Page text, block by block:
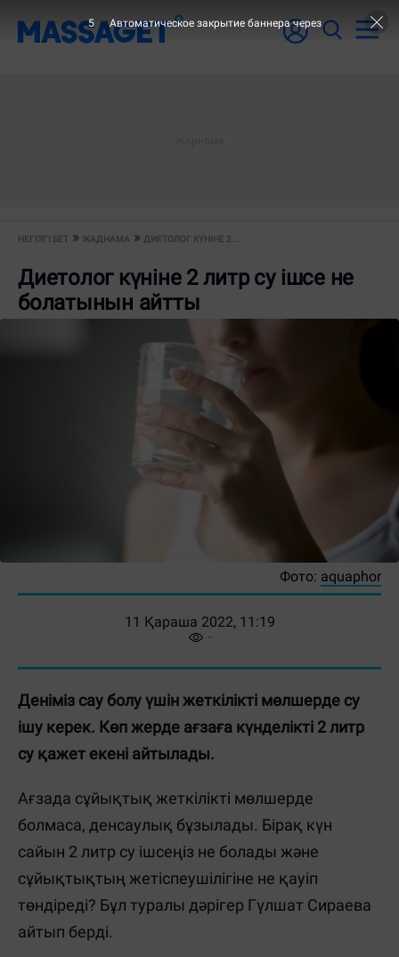
НЕГІЗГІ БЕТ ЖАДНАМА ДИЕТОЛОГ КҮНІНЕ 2...
Диетолог күніне 2 литр су ішсе не
болатынын айтты
Фото: aquaphor
11 Қараша 2022, 11:19
Деніміз сау болу үшін жеткілікті мөлшерде су
ішу керек. Көп жерде ағзаға күнделікті 2 литр
су қажет екені айтылады.
Ағзада сұйықтық жеткілікті мөлшерде
болмаса, денсаулық бұзылады. Бірақ күн
сайын 2 литр су ішсеңіз не болады және
сұйықтықтың жетіспеушілігіне не қауіп
төндіреді? Бұл туралы дәрігер Гүлшат Сираева
айтып берді.
5 Автоматическое закрытие баннера через